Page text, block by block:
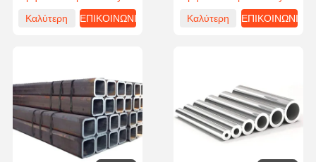
Καλύτερη
ΕΠΙΚΟΙΝΩΝΙΑ
Καλύτερη
ΕΠΙΚΟΙΝΩΝΙΑ